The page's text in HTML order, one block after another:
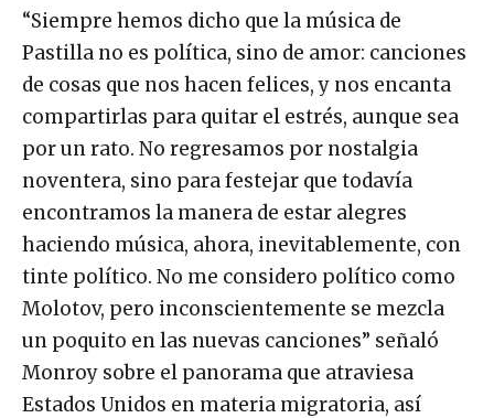
“Siempre hemos dicho que la música de
Pastilla no es política, sino de amor: canciones
de cosas que nos hacen felices, y nos encanta
compartirlas para quitar el estrés, aunque sea
por un rato. No regresamos por nostalgia
noventera, sino para festejar que todavía
encontramos la manera de estar alegres
haciendo música, ahora, inevitablemente, con
tinte político. No me considero político como
Molotov, pero inconscientemente se mezcla
un poquito en las nuevas canciones” señaló
Monroy sobre el panorama que atraviesa
Estados Unidos en materia migratoria, así